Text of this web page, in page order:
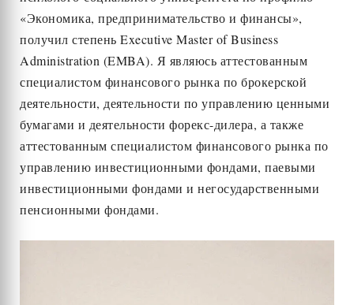
«Экономика, предпринимательство и финансы»,
получил степень Executive Master of Business
Administration (EMBA). Я являюсь аттестованным
специалистом финансового рынка по брокерской
деятельности, деятельности по управлению ценными
бумагами и деятельности форекс-дилера, а также
аттестованным специалистом финансового рынка по
управлению инвестиционными фондами, паевыми
инвестиционными фондами и негосударственными
пенсионными фондами.